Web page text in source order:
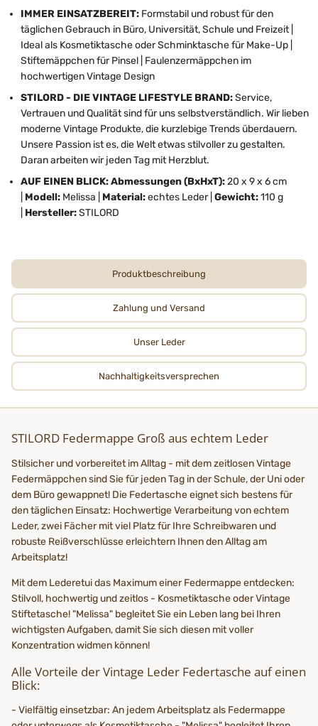
IMMER EINSATZBEREIT: Formstabil und robust für den
täglichen Gebrauch in Büro, Universität, Schule und Freizeit |
Ideal als Kosmetiktasche oder Schminktasche für Make-Up |
Stiftemäppchen für Pinsel | Faulenzermäppchen im
hochwertigen Vintage Design
STILORD - DIE VINTAGE LIFESTYLE BRAND:Service,
Vertrauen und Qualität sind für uns selbstverständlich. Wir lieben
moderne Vintage Produkte, die kurzlebige Trends überdauern.
Unsere Passion ist es, die Welt etwas stilvoller zu gestalten.
Daran arbeiten wir jeden Tag mit Herzblut.
AUF EINEN BLICK: Abmessungen(BxHxT):20 x 9 x 6 cm
Modell: Melissa | Material:echtes Leder | Gewicht:110 g
Hersteller:STILORD
Produktbeschreibung
Zahlung und Versand
Unser Leder
Nachhaltigkeits­­­versprechen
STILORD Federmappe Groß aus echtem Leder
Stilsicher und vorbereitet im Alltag - mit dem zeitlosen Vintage
Federmäppchen sind Sie für jeden Tag in der Schule, der Uni oder
dem Büro gewappnet! Die Federtasche eignet sich bestens für
den täglichen Einsatz: Hochwertige Verarbeitung von echtem
Leder, zwei Fächer mit viel Platz für Ihre Schreibwaren und
robuste Reißverschlüsse erleichtern Ihnen den Alltag am
Arbeitsplatz!
Mit dem Lederetui das Maximum einer Federmappe entdecken:
Stilvoll, hochwertig und zeitlos - Kosmetiktasche oder Vintage
Stiftetasche! "Melissa" begleitet Sie ein Leben lang bei Ihren
wichtigsten Aufgaben, damit Sie sich diesen mit voller
Konzentration widmen können!
Alle Vorteile der Vintage Leder Federtasche auf einen
Blick:
- Vielfältig einsetzbar: An jedem Arbeitsplatz als Federmappe